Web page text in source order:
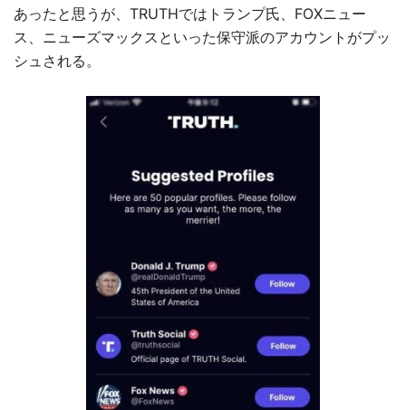
あったと思うが、TRUTHではトランプ氏、FOXニュー
ス、ニューズマックスといった保守派のアカウントがプッ
シュされる。